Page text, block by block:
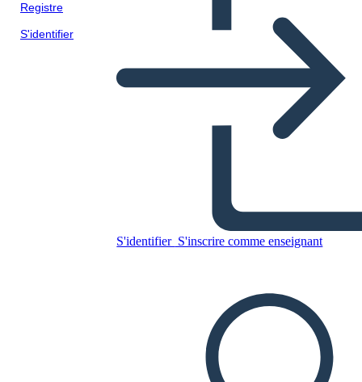
Registre
S'identifier
S'identifier S'inscrire comme enseignant
D'orthographe 2
CRÉER UN STORYBOARD
LIRE LE DIAPORAMA
LIS-MOI